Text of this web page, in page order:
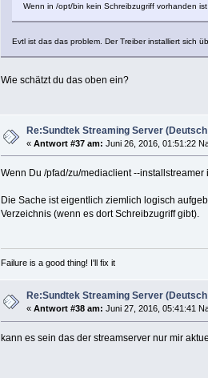
Wenn in /opt/bin kein Schreibzugriff vorhanden
Evtl ist das das problem. Der Treiber installiert sich
Wie schätzt du das oben ein?
Re:Sundtek Streaming Server
«Antwort #37 am: Juni 26, 2016, 01:51:22
Wenn Du /pfad/zu/mediaclient --
Die Sache ist eigentlich ziemlich logisch
Verzeichnis (wenn es dort Schreibzugriff gibt).
Failure is a good thing! I'll fix it
Re:Sundtek Streaming Server
«Antwort #38 am: Juni 27, 2016, 05:41:41
kann es sein das der streamserver nur mir